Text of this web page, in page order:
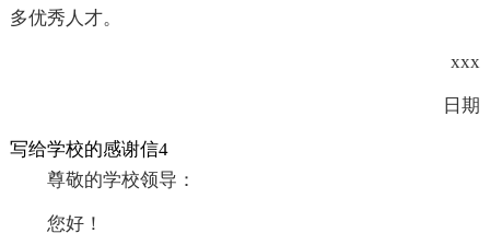
多优秀人才。
xxx
日期
写给学校的感谢信4
尊敬的学校领导：
您好！